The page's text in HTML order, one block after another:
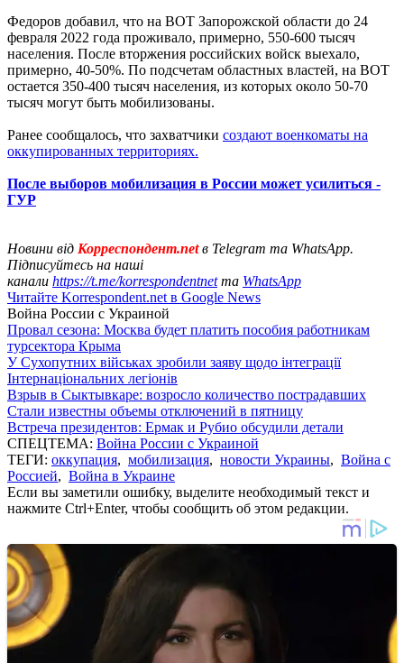
Федоров добавил, что на ВОТ Запорожской области до 24
февраля 2022 года проживало, примерно, 550-600 тысяч
населения. После вторжения российских войск выехало,
примерно, 40-50%. По подсчетам областных властей, на ВОТ
остается 350-400 тысяч населения, из которых около 50-70
тысяч могут быть мобилизованы.
Ранее сообщалось, что захватчики создают военкоматы на
оккупированных территориях.
После выборов мобилизация в России может усилиться -
ГУР
Новини від Корреспондент.netв Telegram та WhatsApp.
Підписуйтесь на наші
канали https://t.me/korrespondentnetта WhatsApp
Читайте Korrespondent.net в Google News
Война России с Украиной
Провал сезона: Москва будет платить пособия работникам
турсектора Крыма
У Сухопутних військах зробили заяву щодо інтеграції
Інтернаціональних легіонів
Взрыв в Сыктывкаре: возросло количество пострадавших
Стали известны объемы отключений в пятницу
Встреча президентов: Ермак и Рубио обсудили детали
СПЕЦТЕМА: Война России с Украиной
ТЕГИ: оккупация, мобилизация, новости Украины, Война с
Россией, Война в Украине
Если вы заметили ошибку, выделите необходимый текст и
нажмите Ctrl+Enter, чтобы сообщить об этом редакции.